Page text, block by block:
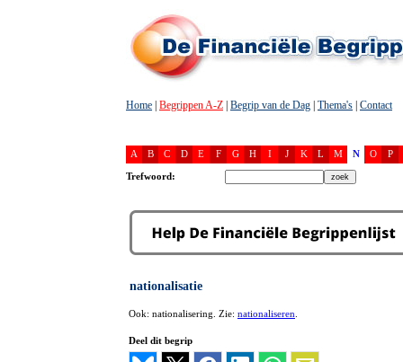
Home Begrippen A-Z Begrip van de Dag Thema's Contact
A B C D E F G H I J K L M N O P
Trefwoord:
nationalisatie
Ook: nationalisering. Zie: nationaliseren
Deel dit begrip